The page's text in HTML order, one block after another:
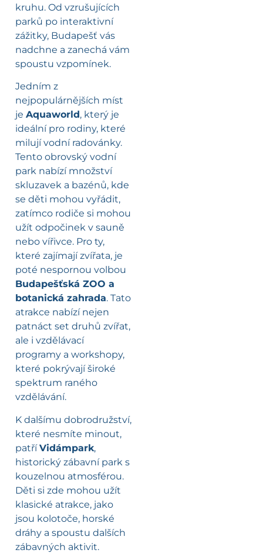
kruhu. Od vzrušujících
parků po interaktivní
zážitky, Budapešť vás
nadchne a zanechá vám
spoustu vzpomínek.
Jedním z
nejpopulárnějších míst
je Aquaworld, který je
ideální pro rodiny, které
milují vodní radovánky.
Tento obrovský vodní
park nabízí množství
skluzavek a bazénů, kde
se děti mohou vyřádit,
zatímco rodiče si mohou
užít odpočinek v sauně
nebo vířivce. Pro ty,
které zajímají zvířata, je
poté nespornou volbou
Budapešťská ZOO a
botanická zahrada. Tato
atrakce nabízí nejen
patnáct set druhů zvířat,
ale i vzdělávací
programy a workshopy,
které pokrývají široké
spektrum raného
vzdělávání.
K dalšímu dobrodružství,
které nesmíte minout,
patříVidámpark,
historický zábavní park s
kouzelnou atmosférou.
Děti si zde mohou užít
klasické atrakce, jako
jsou kolotoče, horské
dráhy a spoustu dalších
zábavných aktivit.